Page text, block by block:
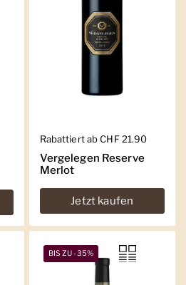
Regulärer Preis
Rabattiert ab CHF 21.90
Vergelegen Reserve
Merlot
Jetzt kaufen
BIS ZU -35%